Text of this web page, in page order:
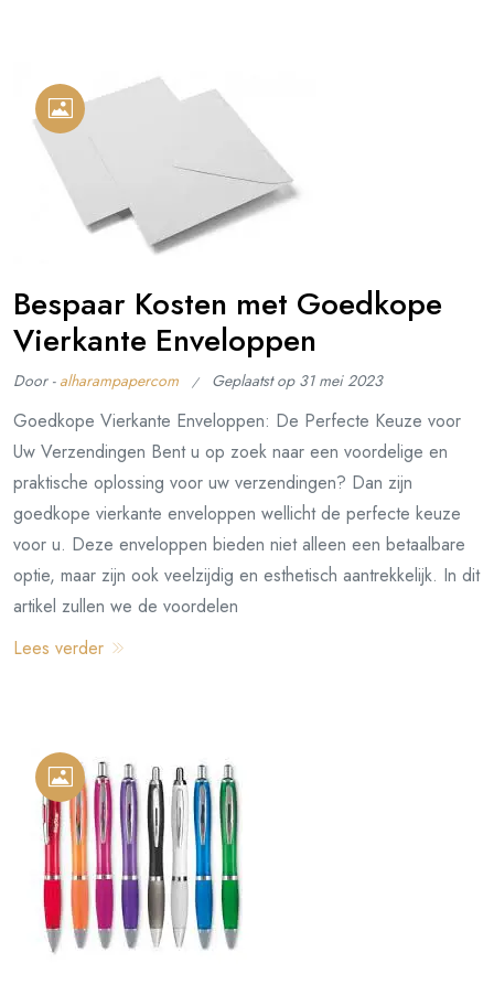
Bespaar Kosten met Goedkope
Vierkante Enveloppen
Door - alharampapercom Geplaatst op 31 mei 2023
Goedkope Vierkante Enveloppen: De Perfecte Keuze voor
Uw Verzendingen Bent u op zoek naar een voordelige en
praktische oplossing voor uw verzendingen? Dan zijn
goedkope vierkante enveloppen wellicht de perfecte keuze
voor u. Deze enveloppen bieden niet alleen een betaalbare
optie, maar zijn ook veelzijdig en esthetisch aantrekkelijk. In dit
artikel zullen we de voordelen
Lees verder